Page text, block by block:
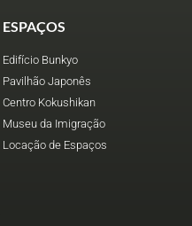
ESPAÇOS
Edifício Bunkyo
Pavilhão Japonês
Centro Kokushikan
Museu da Imigração
Locação de Espaços